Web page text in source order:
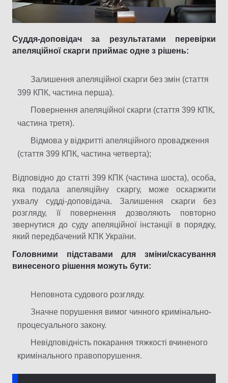
Суддя-доповідач за результатами перевірки
апеляційної скарги приймає одне з рішень:
Залишення апеляційної скарги без змін (стаття
399 КПК, частина перша).
Повернення апеляційної скарги (стаття 399 КПК,
частина третя).
Відмова у відкритті апеляційного провадження
(стаття 399 КПК, частина четверта);
Відповідно до статті 399 КПК (частина шоста), особа,
яка подала апеляційну скаргу, може оскаржити
ухвалу судді-доповідача. Залишення скарги без
розгляду, її повернення дозволяють повторно
звернутися до суду апеляційної інстанції в порядку,
який передбачений КПК України.
Головними підставами для зміни/скасування
винесеного рішення можуть бути:
Неповнота судового розгляду.
Значне порушення вимог чинного кримінально-
процесуального закону.
Невідповідність покарання тяжкості вчиненого
кримінального правопорушення.